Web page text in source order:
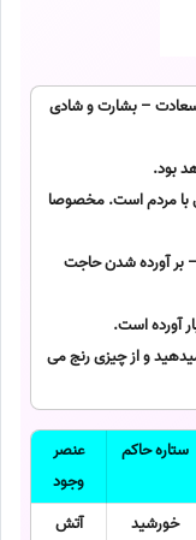
سعادت – بشارت و شادی
بود.
با مردم است. مخصوصا
– بر آورده شدن حاجت
آورده است.
و از چیزی رنج می
ستاره حاکم
عنصر
وجود
خورشید
آتش